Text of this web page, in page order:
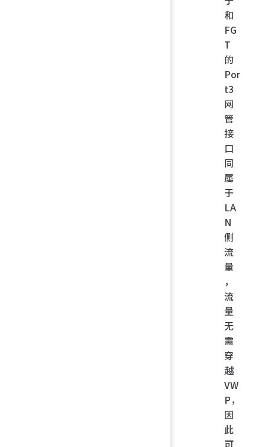
和
FG
T
的
Por
t3
网
管
接
口
同
属
于
LA
N
侧
流
量
，
流
量
无
需
穿
越
VW
P，
因
此